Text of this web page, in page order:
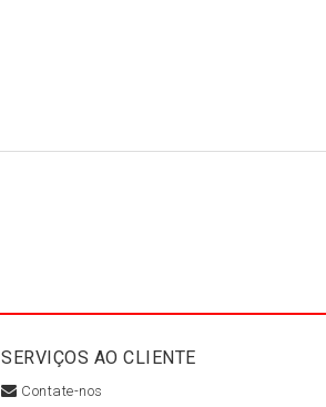
SERVIÇOS AO CLIENTE
Contate-nos